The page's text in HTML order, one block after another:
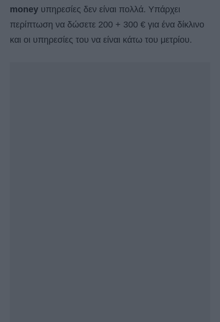
money υπηρεσίες δεν είναι πολλά. Υπάρχει
περίπτωση να δώσετε 200 + 300 € για ένα δίκλινο
και οι υπηρεσίες του να είναι κάτω του μετρίου.